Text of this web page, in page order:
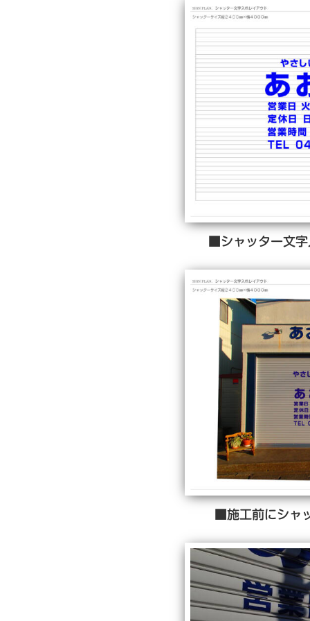
■シャッター文
■施工前にシャ